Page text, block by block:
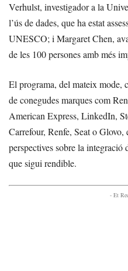
Verhulst, investigador a la
l’ús de dades, que ha estat
UNESCO; i Margaret Chen,
de les 100 persones amb més
El programa, del mateix mode,
de conegudes marques com
American Express, LinkedIn,
Carrefour, Renfe, Seat o Glovo,
perspectives sobre la
que sigui rendible.
- Et